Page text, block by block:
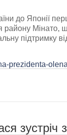
до Японії
Мінато,
підтримку
prezidenta-
зустріч